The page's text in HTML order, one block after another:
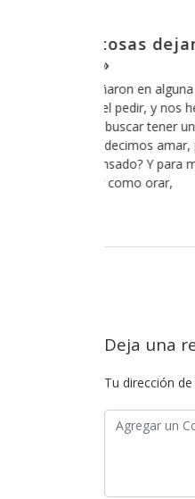
Dicen
no son
la gente
embargo
cambiado
Deja una
Tu dirección